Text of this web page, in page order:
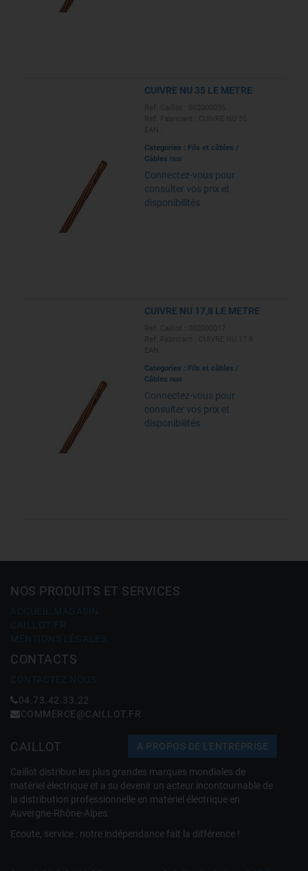
CUIVRE NU 35 LE METRE
Categories : Fils et câbles /
Câbles nus
Connectez-vous pour
consulter vos prix et
disponibilités
CUIVRE NU 17,8 LE METRE
Categories : Fils et câbles /
Câbles nus
Connectez-vous pour
consulter vos prix et
disponibilités
NOS PRODUITS ET SERVICES
ACCUEIL MAGASIN
CAILLOT.FR
MENTIONS LÉGALES
CONTACTS
CONTACTEZ NOUS
04.73.42.33.22
COMMERCE@CAILLOT.FR
CAILLOT A PROPOS DE L'ENTREPRISE
Caillot distribue les plus grandes marques mondiales de
matériel électrique et a su devenir un acteur incontournable de
la distribution professionnelle en matériel électrique en
Auvergne-Rhône-Alpes.
Ecoute, service : notre indépendance fait la différence !